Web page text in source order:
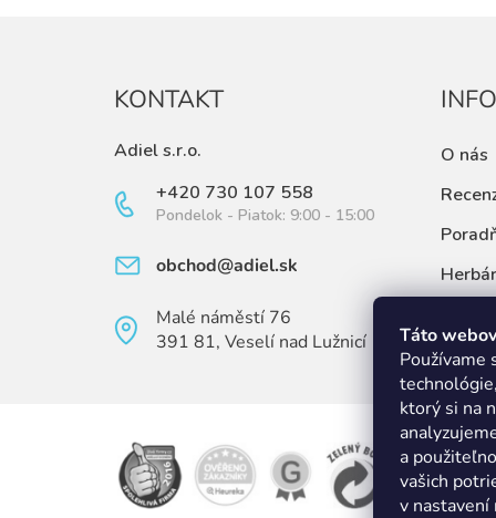
Táto
Používame
ktorý si na
a
vašich
v
KONTAKT
Adiel s.r.o.
+420 730 107 558
Pondelok - Piatok: 9:00 - 15:00
obchod@adiel.sk
Malé náměstí 76
391 81, Veselí nad Lužnicí
O nás
Herbár